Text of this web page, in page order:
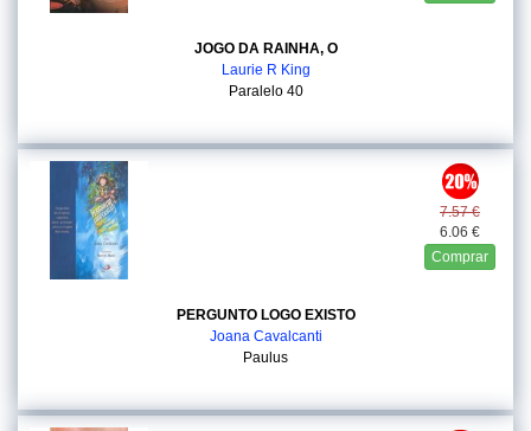
JOGO DA RAINHA, O
Laurie R King
Paralelo 40
7.57 €
6.06 €
Comprar
PERGUNTO LOGO EXISTO
Joana Cavalcanti
Paulus